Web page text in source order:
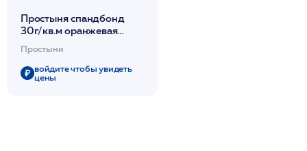
Простыня спандбонд
30г/кв.м оранжевая
200х90см 10шт/уп /
Чистовье
Простыни
войдите чтобы увидеть
цены